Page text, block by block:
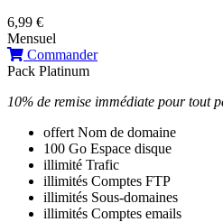
6,99 €
Mensuel
Commander
Pack Platinum
10% de remise immédiate pour tout
offert Nom de domaine
100 Go Espace disque
illimité Trafic
illimités Comptes FTP
illimités Sous-domaines
illimités Comptes emails